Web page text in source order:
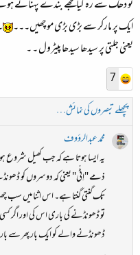
تو دھک سے رہ گیا مجھے بندے پہنائے
ایک پر مارکر سے بڑی بڑی موچھیں۔۔۔
یعنی جلتی پر سیدھا سیدھا پیٹرول ۔ ۔
7
پچھلے تبصروں کی نمائش…
محمد عبدالرؤوف
یہ ایسا ہوتا ہے کہ جب کھیل شروع
ذمے "اِٹّی" یعنی کہ دوسروں کو
تک گنتی گنتا ہے۔ اس اثنا میں
تو ڈھونڈنے کی باری اس کی اور اگر
ڈھونڈنے والے کو ایک بار پھر سے